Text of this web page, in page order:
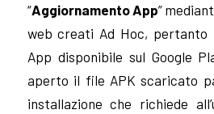
“Aggiornamento App”
web creati Ad Hoc,
App disponibile sul Google
aperto il file APK scaricato
installazione che richiede